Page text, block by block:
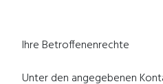
Ihre Betroffenenrechte
Unter den angegebenen